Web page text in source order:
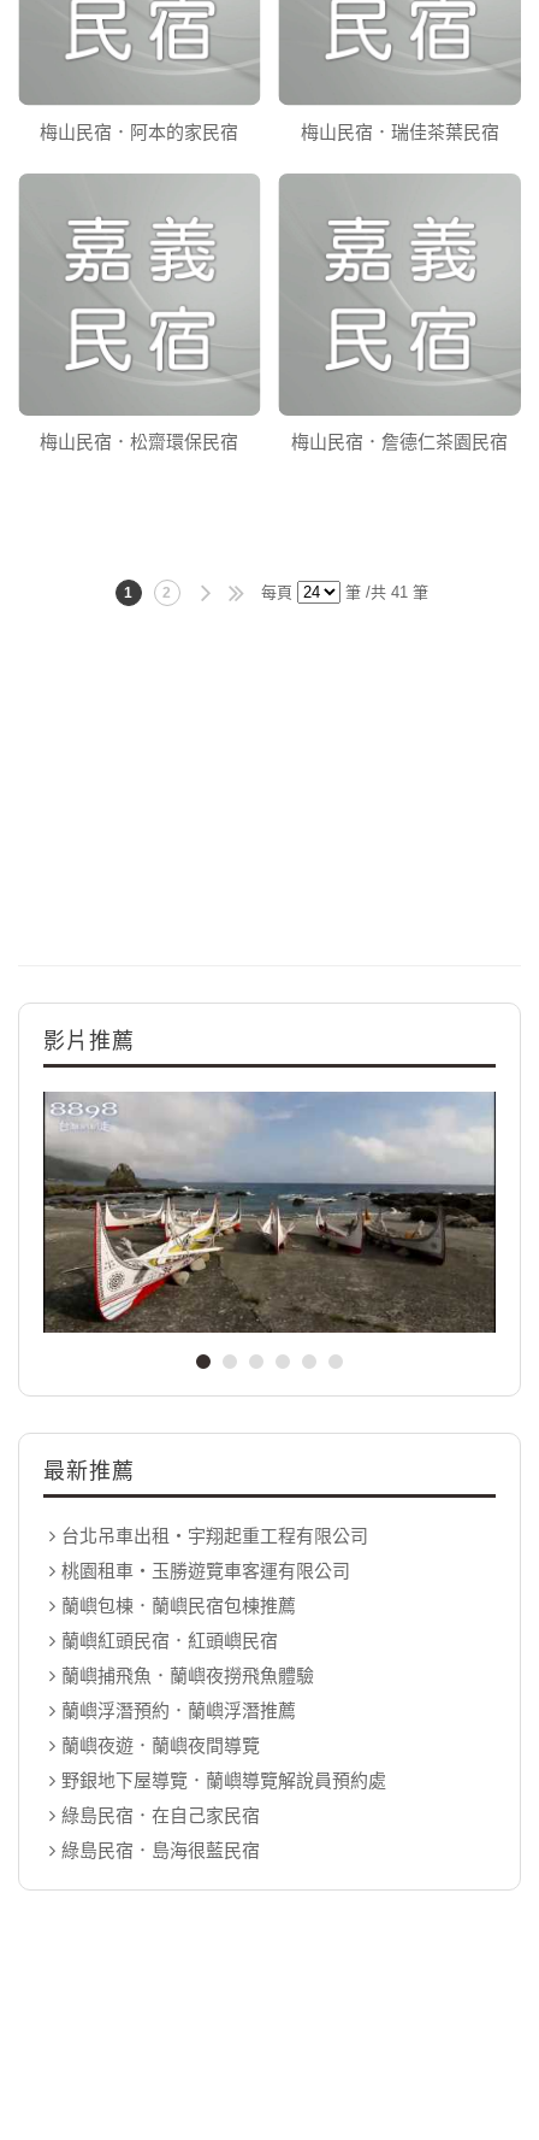
梅山民宿．阿本的家民宿 梅山民宿．瑞佳茶葉民宿
梅山民宿．松齋環保民宿 梅山民宿．詹德仁茶園民宿
1 2 每頁 筆 /共 41 筆
影片推薦
最新推薦
台北吊車出租‧宇翔起重工程有限公司
桃園租車‧玉勝遊覽車客運有限公司
蘭嶼包棟．蘭嶼民宿包棟推薦
蘭嶼紅頭民宿．紅頭嶼民宿
蘭嶼捕飛魚．蘭嶼夜撈飛魚體驗
蘭嶼浮潛預約．蘭嶼浮潛推薦
蘭嶼夜遊．蘭嶼夜間導覽
野銀地下屋導覽．蘭嶼導覽解說員預約處
綠島民宿．在自己家民宿
綠島民宿．島海很藍民宿